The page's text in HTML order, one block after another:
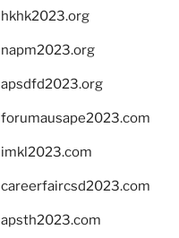
hkhk2023.org
napm2023.org
apsdfd2023.org
forumausape2023.com
imkl2023.com
careerfaircsd2023.com
apsth2023.com